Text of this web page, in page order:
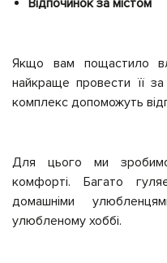
Відпочинок за містом
Якщо вам пощастило
найкраще провести її
комплекс допоможуть
Для цього ми
комфорті. Багато
домашніми
улюбленому хоббі.